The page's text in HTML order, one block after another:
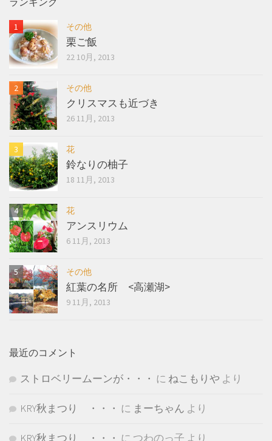
その他
栗ご飯
22 10月, 2013
その他
クリスマスも近づき
26 11月, 2013
花
鈴なりの柚子
18 11月, 2013
花
アンスリウム
6 11月, 2013
その他
紅葉の名所 <高瀬湖>
9 11月, 2013
最近のコメント
ストロベリームーンが・・・ に ねこもりや より
KRY秋まつり ・・・ に まーちゃん より
KRY秋まつり ・・・ に つわのっ子 より